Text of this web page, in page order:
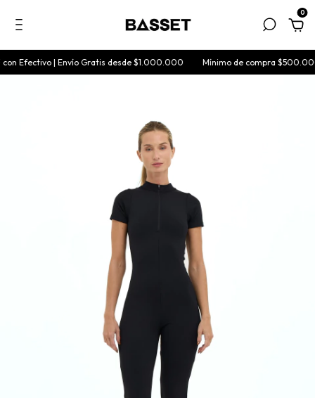
0
Efectivo | Envío Gratis desde $1.000.000 Mínimo de compra $500.000